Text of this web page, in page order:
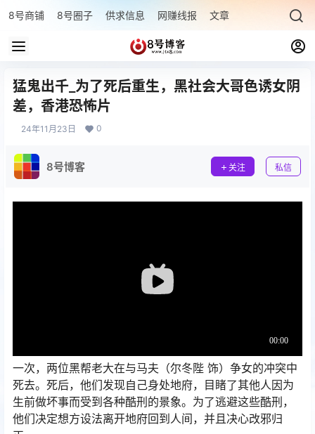
8号商铺 8号圈子 供求信息 网赚线报 文章专题 最新文章
猛鬼出千_为了死后重生，黑社会大哥色诱女阴
差，香港恐怖片
24年11月23日 0
8号博客 关注 私信
一次，两位黑帮老大在与马夫（尔冬陛 饰）争女的冲突中
死去。死后，他们发现自己身处地府，目睹了其他人因为
生前做坏事而受到各种酷刑的景象。为了逃避这些酷刑，
他们决定想方设法离开地府回到人间，并且决心改邪归